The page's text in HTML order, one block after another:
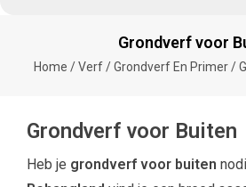
Grondverf voor
Home /Verf/Grondverf En Primer/
Grondverf voor Buiten
Heb je grondverf voor buiten